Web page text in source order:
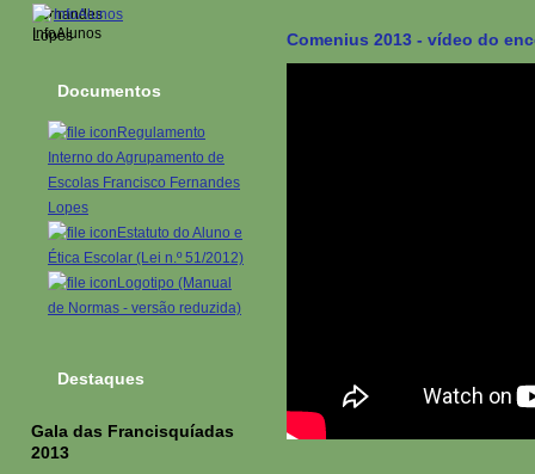
Comenius 2013 - vídeo do
InfoAlunos
Documentos
Regulamento
Interno do Agrupamento de
Escolas Francisco Fernandes
Lopes
Estatuto do Aluno e
Ética Escolar (Lei n.º 51/2012)
Logotipo (Manual
de Normas - versão reduzida)
Destaques
Gala das Francisquíadas
2013